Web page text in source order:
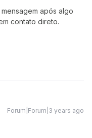
após algo
contato direto.
Forum|Forum|3 years ago